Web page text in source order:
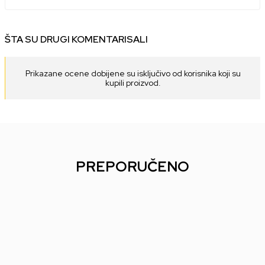
ŠTA SU DRUGI KOMENTARISALI
Prikazane ocene dobijene su isključivo od korisnika koji su
kupili proizvod.
PREPORUČENO